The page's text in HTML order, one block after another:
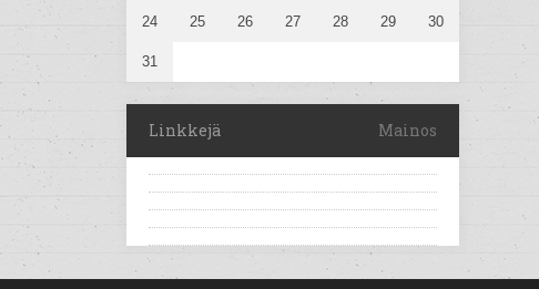
24 25 26 27 28 29 30
31
Linkkejä Mainos